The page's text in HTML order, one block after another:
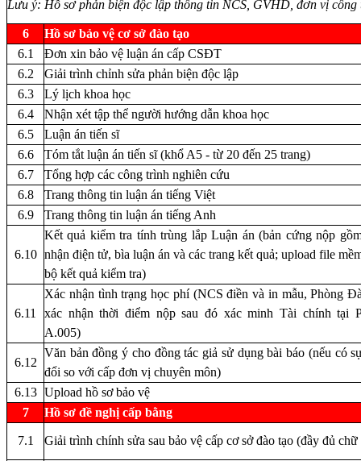
Lưu ý: Hồ sơ phản biện độc lập thông tin NCS, GVHD, đơn vị công
6
Hồ sơ bảo vệ cơ sở đào tạo
6.1
Đơn xin bảo vệ luận án cấp CSĐT
6.2
Giải trình chỉnh sửa phản biện độc lập
6.3
Lý lịch khoa học
6.4
Nhận xét tập thể người hướng dẫn khoa học
6.5
Luận án tiến sĩ
6.6
Tóm tắt luận án tiến sĩ(khổ A5 - từ 20 đến 25 trang)
6.7
Tổng hợp các công trình nghiên cứu
6.8
Trang thông tin luận án tiếng Việt
6.9
Trang thông tin luận án tiếng Anh
6.10
Kết quả kiểm tra tính trùng lắp Luận án(bản cứng nộp
nhận điện tử, bìa luận án và các trang kết quả; upload file
bộ kết quả kiểm tra)
6.11
Xác nhận tình trạng học phí (NCS điền và in mẫu, Phòng
xác nhận thời điểm nộp sau đó xác minh Tài chính tại
A.005)
6.12
Văn bản đồng ý cho đồng tác giả sử dụng bài báo (nếu có
đổi so với cấp đơn vị chuyên môn)
6.13 Upload hồ sơ bảo vệ
7
Hồ sơ đề nghị cấp bằng
7.1 Giải trình chính sửa sau bảo vệ cấp cơ sở đào tạo (đầy đủ